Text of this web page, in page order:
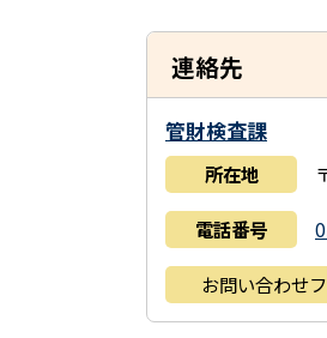
連絡先
管財検査課
所在地
電話番号
お問い合わせ